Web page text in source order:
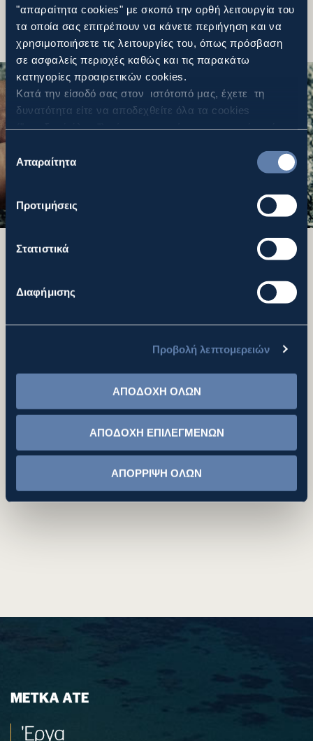
"απαραίτητα cookies" με σκοπό την ορθή λειτουργία του
τα οποία σας επιτρέπουν να κάνετε περιήγηση και να
χρησιμοποιήσετε τις λειτουργίες του, όπως πρόσβαση
σε ασφαλείς περιοχές καθώς και τις παρακάτω
κατηγορίες προαιρετικών cookies.
Κατά την είσοδό σας στον ιστότοπό μας, έχετε τη
δυνατότητα είτε να αποδεχθείτε όλα τα cookies
("Απόρριψη Όλων"), είτε να επιλέξετε συγκεκριμένα
πατήσετε το κουμπί ("Αποδοχή Επιλεγμένων"). Για
περισσότερες πληροφορίες μπορείτε να ανατρέξετε
Cookies. Μπορείτε να μεταβάλλετε τη συναίνεσή σας
συγκατάθεσης
Απαραίτητα
Προτιμήσεις
Στατιστικά
Διαφήμισης
Προβολή λεπτομερειών
ΑΠΟΔΟΧΗ ΟΛΩΝ
ΑΠΟΔΟΧΗ ΕΠΙΛΕΓΜΕΝΩΝ
ΑΠΟΡΡΙΨΗ ΟΛΩΝ
Αποβλήτων
- Εφαρμογές για αέρια (Βιοαέριο) από ΧΥΤΑ
επεξεργασίας Αστικών Στερεών Αποβλήτων (ΑΣΑ)
Η ΜΕΤΚΑ ΑΤΕ προσφέρει ολοκληρωμένες λύσεις και
παρέχει υπηρεσίες λειτουργίας & συντήρησης (O&M) για
όλες τις παραπάνω εγκαταστάσεις.
ΜΕΤΚΑ ΑΤΕ
'Εργα